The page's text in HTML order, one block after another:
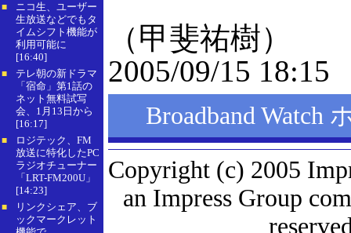
■
ニコ生、ユーザー
生放送などでもタ
イムシフト機能が
利用可能に
[16:40]
■
テレ朝の新ドラマ
「宿命」第1話の
ネット無料試写
会、1月13日から
[16:17]
■
ロジテック、FM
放送に特化したPC
ラジオチューナー
「LRT-FM200U」
[14:23]
■
リンクシェア、ブ
ックマークレット
（甲斐祐樹）
2005/09/15 18:15
Broadband Watch
Copyright (c) 2005
an Impress Group